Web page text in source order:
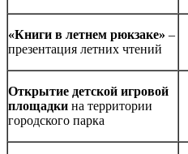
«Книги в летнем рюкзаке» –
презентация летних чтений
Открытие детской игровой
площадки на территории
городского парка